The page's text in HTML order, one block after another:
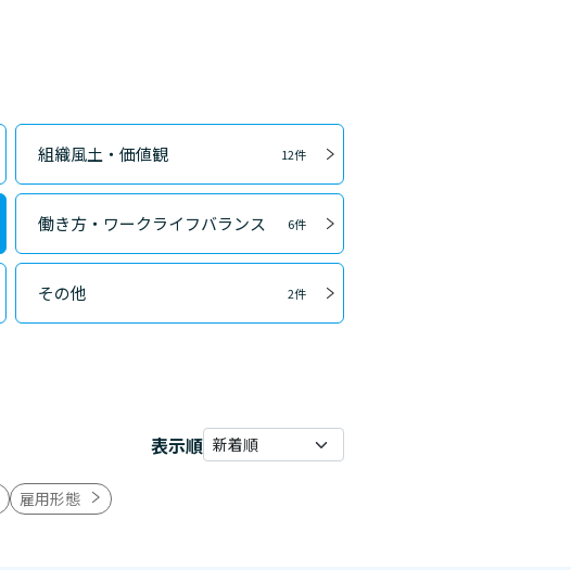
組織風土・価値観 12件
働き方・ワークライフバランス 6件
その他 2件
表示順
雇用形態